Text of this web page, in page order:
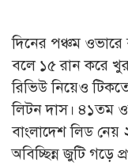
দিনের পঞ্চম ওভারে
বলে ১৫ রান করে
রিভিউ নিয়েও
লিটন দাস। ৪১তম
বাংলাদেশ লিড
অবিচ্ছিন্ন জুটি গড়ে